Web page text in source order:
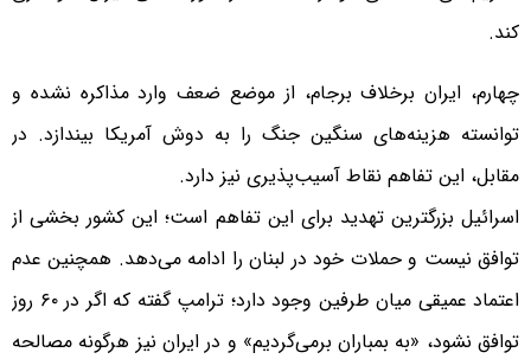
کند.
چهارم، ایران برخلاف برجام، از موضع ضعف وارد مذاکره نشده و
توانسته هزینه‌های سنگین جنگ را به دوش آمریکا بیندازد. در
مقابل، این تفاهم نقاط آسیب‌پذیری نیز دارد.
اسرائیل بزرگترین تهدید برای این تفاهم است؛ این کشور بخشی از
توافق نیست و حملات خود در لبنان را ادامه می‌دهد. همچنین عدم
اعتماد عمیقی میان طرفین وجود دارد؛ ترامپ گفته که اگر در ۶۰ روز
توافق نشود، «به بمباران برمی‌گردیم» و در ایران نیز هرگونه مصالحه